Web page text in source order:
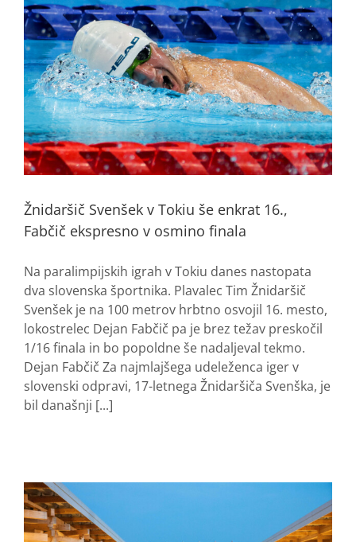
Žnidaršič Svenšek v Tokiu še enkrat 16.,
Fabčič ekspresno v osmino finala
Na paralimpijskih igrah v Tokiu danes nastopata
dva slovenska športnika. Plavalec Tim Žnidaršič
Svenšek je na 100 metrov hrbtno osvojil 16. mesto,
lokostrelec Dejan Fabčič pa je brez težav preskočil
1/16 finala in bo popoldne še nadaljeval tekmo.
Dejan Fabčič Za najmlajšega udeleženca iger v
slovenski odpravi, 17-letnega Žnidaršiča Svenška, je
bil današnji [...]